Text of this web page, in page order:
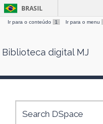
Skip
BRASIL
Ir para o conteúdo 1 Ir para o menu
Biblioteca digital MJ